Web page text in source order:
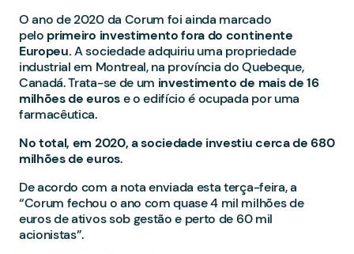
O ano de 2020 da Corum foi ainda marcado
pelo primeiro investimento fora do continente
Europeu.A sociedade adquiriu uma propriedade
industrial em Montreal, na província do Quebeque,
Canadá. Trata-se de um investimento de mais de 16
milhões de eurose o edifício é ocupada por uma
farmacêutica.
No total, em 2020, a sociedade investiu cerca de 680
milhões de euros.
De acordo com a nota enviada esta terça-feira, a
“Corum fechou o ano com quase 4 mil milhões de
euros de ativos sob gestão e perto de 60 mil
acionistas”.